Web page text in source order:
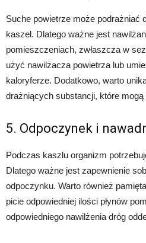
Suche powietrze może podrażniać
kaszel. Dlatego ważne jest
pomieszczeniach, zwłaszcza w
użyć nawilżacza powietrza lub
kaloryferze. Dodatkowo, warto
drażniących substancji, które
5. Odpoczynek i
Podczas kaszlu organizm
Dlatego ważne jest zapewnienie
odpoczynku. Warto również
picie odpowiedniej ilości płynów
odpowiedniego nawilżenia dróg